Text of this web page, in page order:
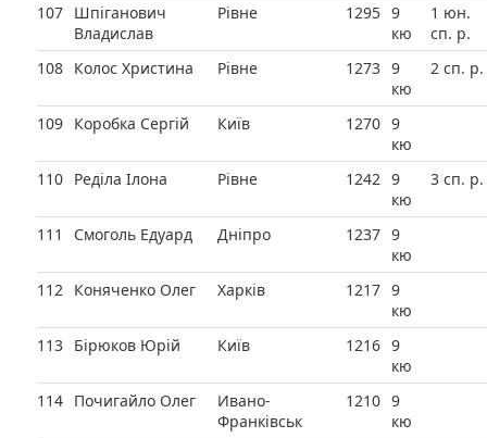
107 Шпіганович
Владислав
Рівне 1295 9
кю
1 юн.
сп. р.
108 Колос Христина Рівне 1273 9
кю
2 сп. р.
109 Коробка Сергій Київ 1270 9
кю
110 Реділа Ілона Рівне 1242 9
кю
3 сп. р.
111 Смоголь Едуард Дніпро 1237 9
кю
112 Коняченко Олег Харків 1217 9
кю
113 Бірюков Юрій Київ 1216 9
кю
114 Почигайло Олег
Ивано-
Франківськ
1210 9
кю